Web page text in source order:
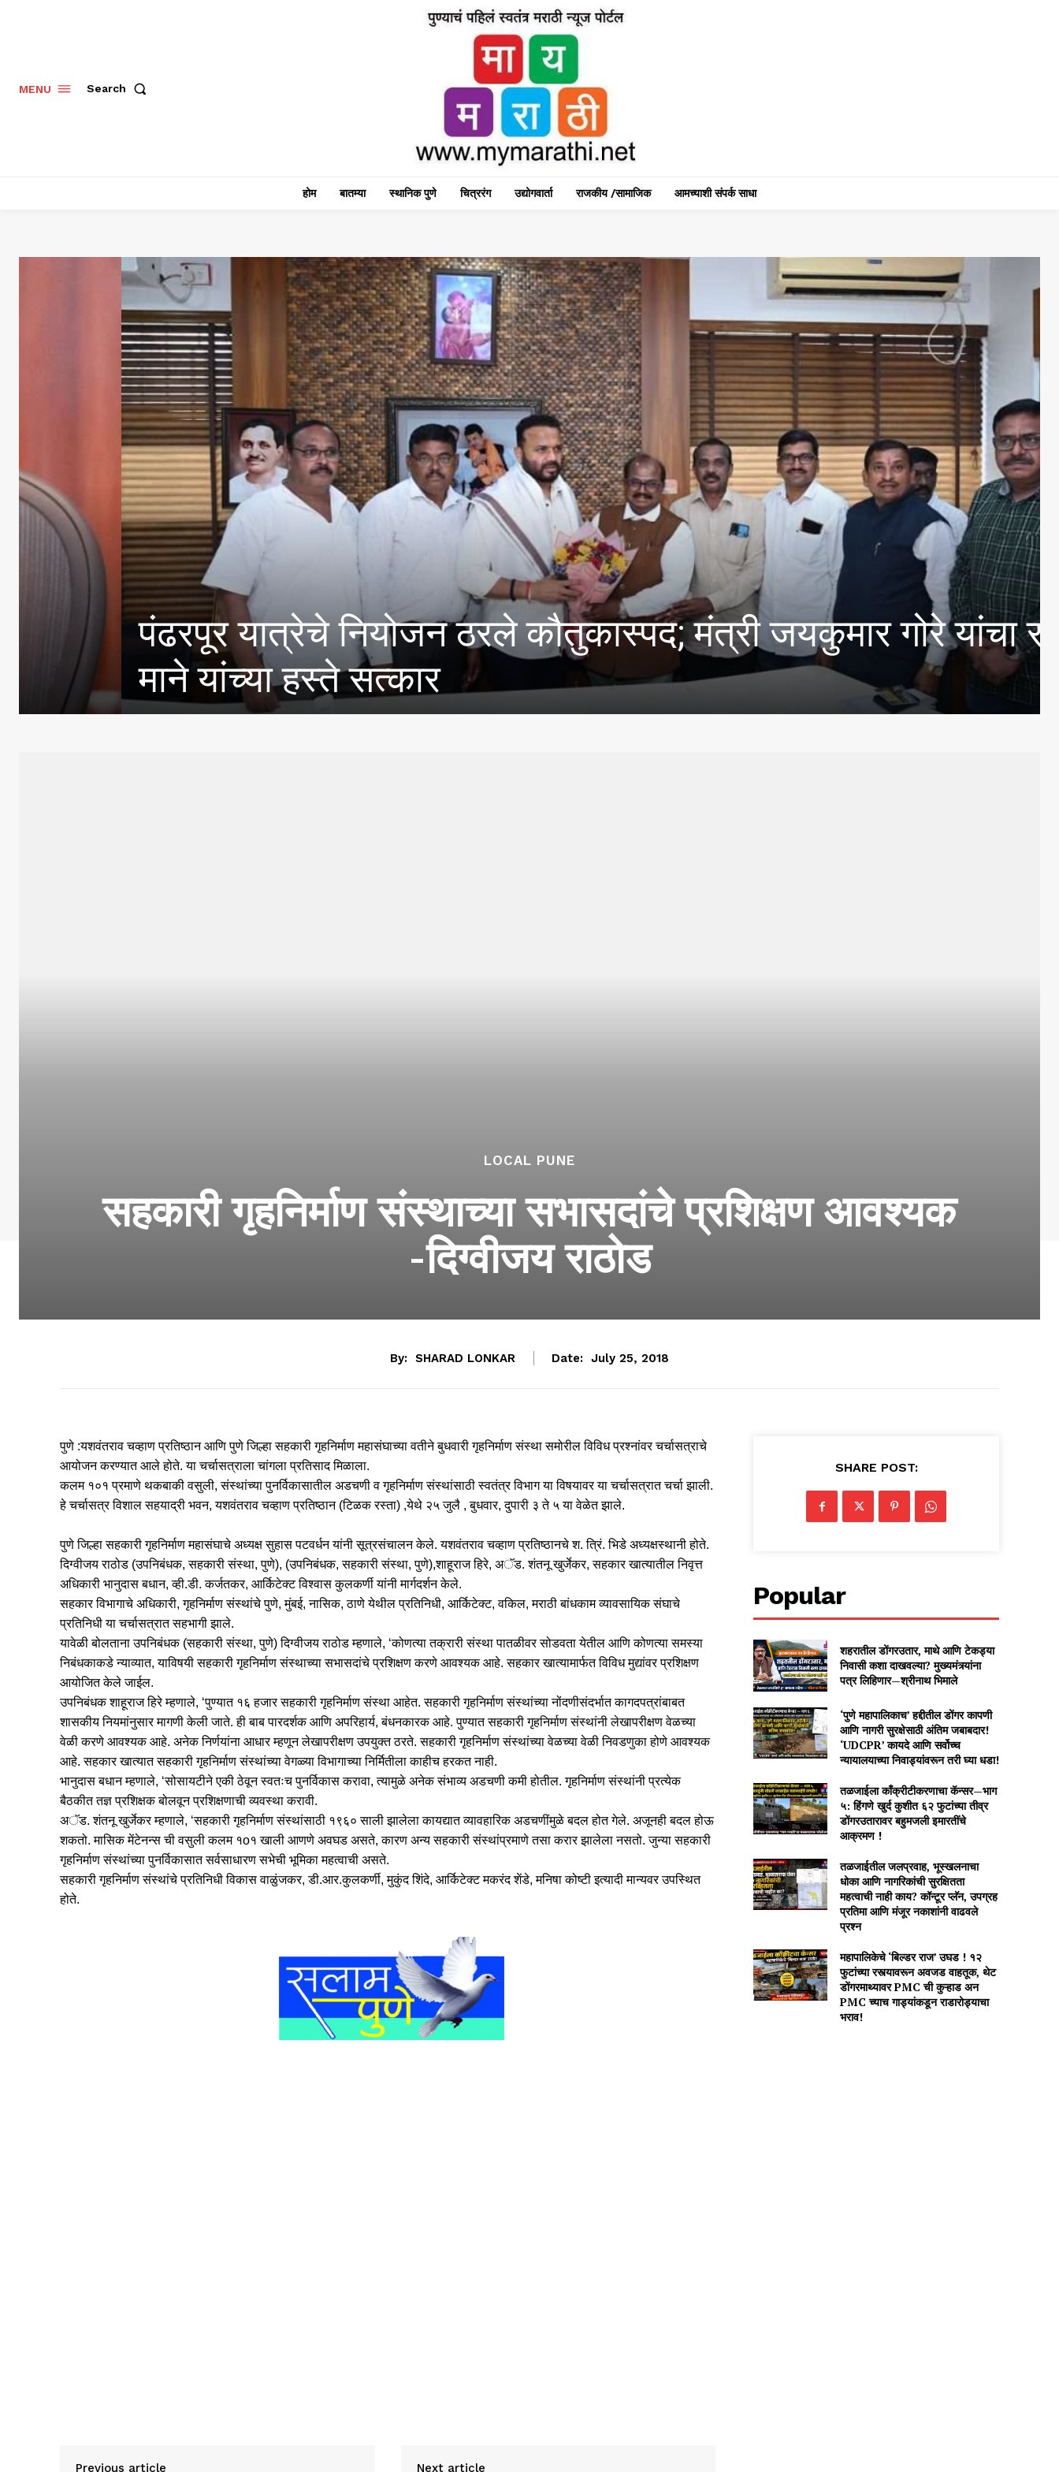
MENU Search
होम बातम्या स्थानिक पुणे चित्ररंग उद्योगवार्ता राजकीय /सामाजिक आमच्याशी संपर्क साधा
पंढरपूर यात्रेचे नियोजन ठरले कौतुकास्पद; मंत्री जयकुमार गोरे यांचा राजा
माने यांच्या हस्ते सत्कार
LOCAL PUNE
सहकारी गृहनिर्माण संस्थाच्या सभासदांचे प्रशिक्षण आवश्यक
-दिग्वीजय राठोड
By: SHARAD LONKAR Date: July 25, 2018
पुणे :यशवंतराव चव्हाण प्रतिष्ठान आणि पुणे जिल्हा सहकारी गृहनिर्माण महासंघाच्या वतीने बुधवारी गृहनिर्माण संस्था समोरील विविध प्रश्नांवर चर्चासत्राचे
आयोजन करण्यात आले होते. या चर्चासत्राला चांगला प्रतिसाद मिळाला.
कलम १०१ प्रमाणे थकबाकी वसुली, संस्थांच्या पुनर्विकासातील अडचणी व गृहनिर्माण संस्थांसाठी स्वतंत्र विभाग या विषयावर या चर्चासत्रात चर्चा झाली.
हे चर्चासत्र विशाल सहयाद्री भवन, यशवंतराव चव्हाण प्रतिष्ठान (टिळक रस्ता) ,येथे २५ जुलै , बुधवार, दुपारी ३ ते ५ या वेळेत झाले.
पुणे जिल्हा सहकारी गृहनिर्माण महासंघाचे अध्यक्ष सुहास पटवर्धन यांनी सूत्रसंचालन केले. यशवंतराव चव्हाण प्रतिष्ठानचे श. त्रिं. भिडे अध्यक्षस्थानी होते.
दिग्वीजय राठोड (उपनिबंधक, सहकारी संस्था, पुणे), (उपनिबंधक, सहकारी संस्था, पुणे),शाहूराज हिरे, अॅड. शंतनू खुर्जेकर, सहकार खात्यातील निवृत्त
अधिकारी भानुदास बधान, व्ही.डी. कर्जतकर, आर्किटेक्ट विश्वास कुलकर्णी यांनी मार्गदर्शन केले.
सहकार विभागाचे अधिकारी, गृहनिर्माण संस्थांचे पुणे, मुंबई, नासिक, ठाणे येथील प्रतिनिधी, आर्किटेक्ट, वकिल, मराठी बांधकाम व्यावसायिक संघाचे
प्रतिनिधी या चर्चासत्रात सहभागी झाले.
यावेळी बोलताना उपनिबंधक (सहकारी संस्था, पुणे) दिग्वीजय राठोड म्हणाले, ‘कोणत्या तक्रारी संस्था पातळीवर सोडवता येतील आणि कोणत्या समस्या
निबंधकाकडे न्याव्यात, याविषयी सहकारी गृहनिर्माण संस्थाच्या सभासदांचे प्रशिक्षण करणे आवश्यक आहे. सहकार खात्यामार्फत विविध मुद्यांवर प्रशिक्षण
आयोजित केले जाईल.
उपनिबंधक शाहूराज हिरे म्हणाले, ‘पुण्यात १६ हजार सहकारी गृहनिर्माण संस्था आहेत. सहकारी गृहनिर्माण संस्थांच्या नोंदणीसंदर्भात कागदपत्रांबाबत
शासकीय नियमांनुसार मागणी केली जाते. ही बाब पारदर्शक आणि अपरिहार्य, बंधनकारक आहे. पुण्यात सहकारी गृहनिर्माण संस्थांनी लेखापरीक्षण वेळच्या
वेळी करणे आवश्यक आहे. अनेक निर्णयांना आधार म्हणून लेखापरीक्षण उपयुक्त ठरते. सहकारी गृहनिर्माण संस्थांच्या वेळच्या वेळी निवडणुका होणे आवश्यक
आहे. सहकार खात्यात सहकारी गृहनिर्माण संस्थांच्या वेगळ्या विभागाच्या निर्मितीला काहीच हरकत नाही.
भानुदास बधान म्हणाले, ‘सोसायटीने एकी ठेवून स्वतःच पुनर्विकास करावा, त्यामुळे अनेक संभाव्य अडचणी कमी होतील. गृहनिर्माण संस्थांनी प्रत्येक
बैठकीत तज्ञ प्रशिक्षक बोलवून प्रशिक्षणाची व्यवस्था करावी.
अॅड. शंतनू खुर्जेकर म्हणाले, ‘सहकारी गृहनिर्माण संस्थांसाठी १९६० साली झालेला कायद्यात व्यावहारिक अडचणींमुळे बदल होत गेले. अजूनही बदल होऊ
शकतो. मासिक मेंटेनन्स ची वसुली कलम १o१ खाली आणणे अवघड असते, कारण अन्य सहकारी संस्थांप्रमाणे तसा करार झालेला नसतो. जुन्या सहकारी
गृहनिर्माण संस्थांच्या पुनर्विकासात सर्वसाधारण सभेची भूमिका महत्वाची असते.
सहकारी गृहनिर्माण संस्थांचे प्रतिनिधी विकास वाळुंजकर, डी.आर.कुलकर्णी, मुकुंद शिंदे, आर्किटेक्ट मकरंद शेंडे, मनिषा कोष्टी इत्यादी मान्यवर उपस्थित
होते.
Previous article Next article
SHARE POST:
Popular
शहरातील डोंगरउतार, माथे आणि टेकड्या
निवासी कशा दाखवल्या? मुख्यमंत्र्यांना
पत्र लिहिणार—श्रीनाथ भिमाले
‘पुणे महापालिकाच’ हद्दीतील डोंगर कापणी
आणि नागरी सुरक्षेसाठी अंतिम जबाबदार!
‘UDCPR’ कायदे आणि सर्वोच्च
न्यायालयाच्या निवाड्यांवरून तरी घ्या धडा!
तळजाईला काँक्रीटीकरणाचा कॅन्सर—भाग
५: हिंगणे खुर्द कुशीत ६२ फुटांच्या तीव्र
डोंगरउतारावर बहुमजली इमारतींचे
आक्रमण !
तळजाईतील जलप्रवाह, भूस्खलनाचा
धोका आणि नागरिकांची सुरक्षितता
महत्वाची नाही काय? कॉन्टूर प्लॅन, उपग्रह
प्रतिमा आणि मंजूर नकाशांनी वाढवले
प्रश्न
महापालिकेचे ‘बिल्डर राज’ उघड ! १२
फुटांच्या रस्त्यावरून अवजड वाहतूक, थेट
डोंगरमाथ्यावर PMC ची कुऱ्हाड अन
PMC च्याच गाड्यांकडून राडारोड्याचा
भराव!